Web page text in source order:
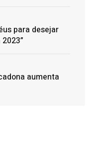
para desejar
aumenta